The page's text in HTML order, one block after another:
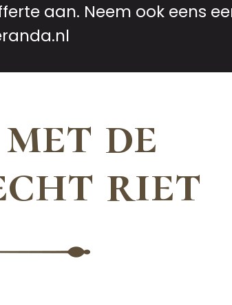
aan. Neem ook eens
de
riet